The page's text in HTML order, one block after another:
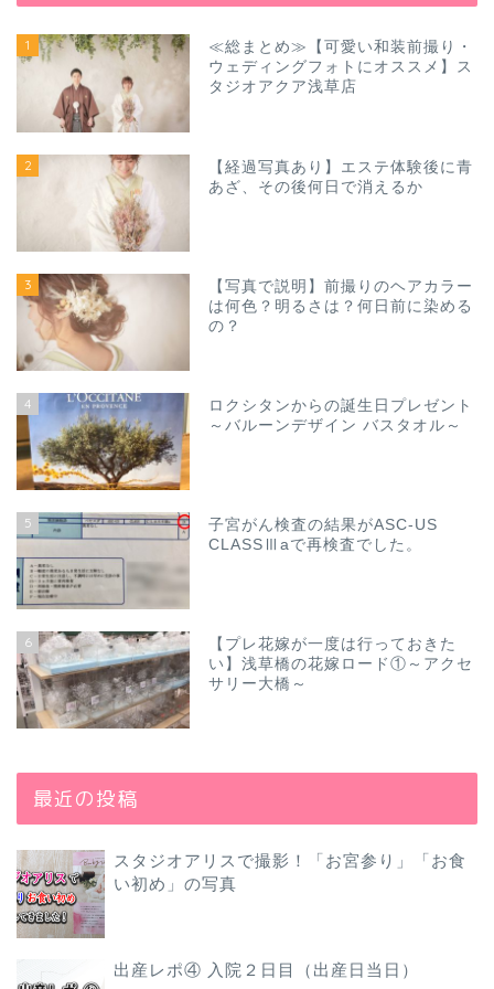
1
≪総まとめ≫【可愛い和装前撮り・
ウェディングフォトにオススメ】ス
タジオアクア浅草店
2
【経過写真あり】エステ体験後に青
あざ、その後何日で消えるか
3
【写真で説明】前撮りのヘアカラー
は何色？明るさは？何日前に染める
の？
4
ロクシタンからの誕生日プレゼント
～バルーンデザイン バスタオル～
5
子宮がん検査の結果がASC-US
CLASSⅢaで再検査でした。
6
【プレ花嫁が一度は行っておきた
い】浅草橋の花嫁ロード①～アクセ
サリー大橋～
最近の投稿
スタジオアリスで撮影！「お宮参り」「お食
い初め」の写真
出産レポ④ 入院２日目（出産日当日）